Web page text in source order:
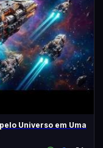
Universo em Uma